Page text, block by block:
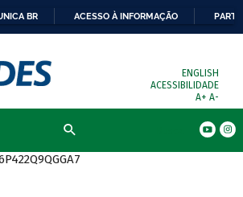
BR ACESSO À INFORMAÇÃO
ENGLISH
ACESSIBILIDADE
A+ A-